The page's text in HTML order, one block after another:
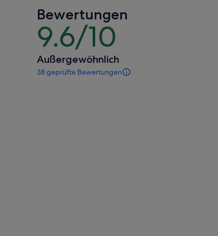
Erw.
Bewertungen
9.6/10
9.6
von
10
Außergewöhnlich
38 geprüfte Bewertungen
38